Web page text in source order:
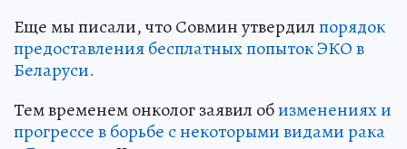
Еще мы писали, что Совмин утвердилпорядок
предоставления бесплатных попыток ЭКО в
Беларуси.
Тем временем онколог заявил обизменениях и
прогрессе в борьбе с некоторыми видами рака